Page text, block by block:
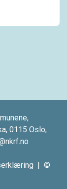
0115 Oslo,
| ©